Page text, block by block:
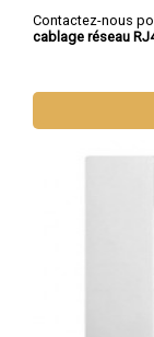
Contactez-nous
cablage réseau